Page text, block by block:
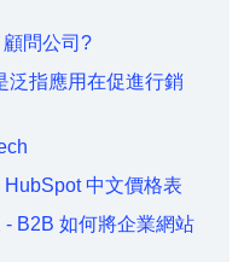
問公司?
泛指應用在促進行銷
中文價格表
B2B 如何將企業網站